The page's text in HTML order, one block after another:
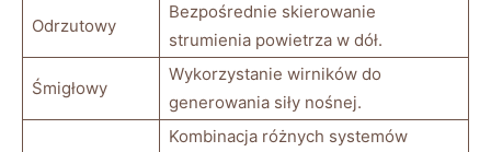
Odrzutowy
Bezpośrednie skierowanie
strumienia​ powietrza w dół.
Śmigłowy
Wykorzystanie wirników do
generowania siły nośnej.
Kombinacja⁤ różnych ⁣systemów ​